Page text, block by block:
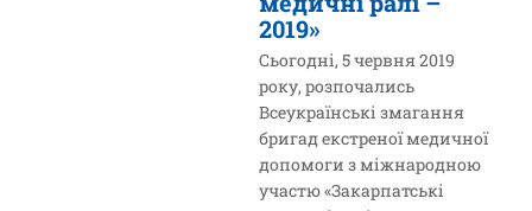
2019»
Сьогодні, 5 червня 2019
року, розпочались
Всеукраїнські змагання
бригад екстреної медичної
допомоги з міжнародною
участю «Закарпатські